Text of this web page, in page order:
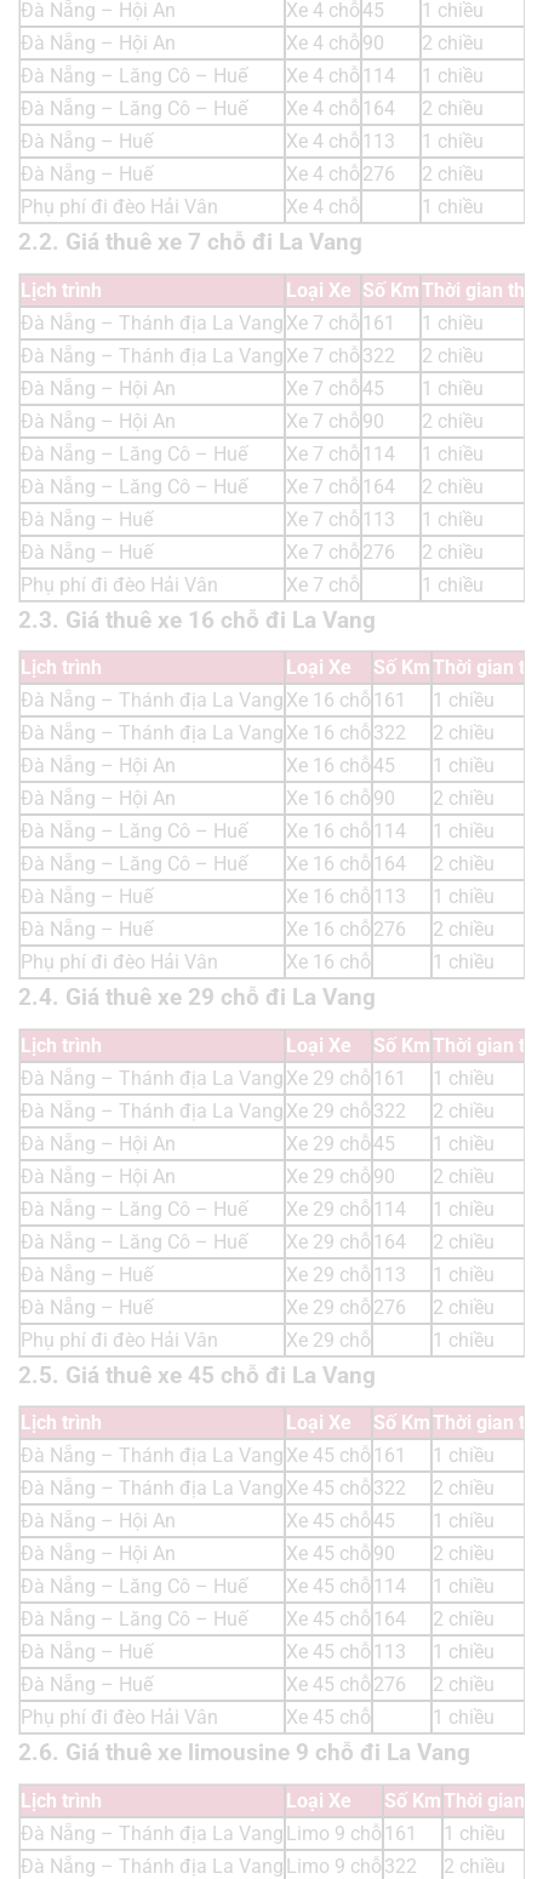
Đà Nẵng – Hội An Xe 4 chỗ45
1 chiều
Đà Nẵng – Hội An
Xe 4 chỗ 90
2 chiều
Đà Nẵng – Lăng Cô – Huế
Xe 4 chỗ 114
1 chiều
Đà Nẵng – Lăng Cô – Huế
Xe 4 chỗ 164
2 chiều
Đà Nẵng – Huế
Xe 4 chỗ 113
1 chiều
Đà Nẵng – Huế
Xe 4 chỗ 276
2 chiều
Phụ phí đi đèo Hải Vân
Xe 4 chỗ 1 chiều
2.2. Giá thuê xe 7 chỗ đi La Vang
Lịch trình Loại Xe Số KmThời gian
Đà Nẵng – Thánh địa La Vang Xe 7 chỗ 161
1 chiều
Đà Nẵng – Thánh địa La Vang Xe 7 chỗ 322
2 chiều
Đà Nẵng – Hội An
Xe 7 chỗ45
1 chiều
Đà Nẵng – Hội An
Xe 7 chỗ 90
2 chiều
Đà Nẵng – Lăng Cô – Huế
Xe 7 chỗ 114
1 chiều
Đà Nẵng – Lăng Cô – Huế
Xe 7 chỗ 164
2 chiều
Đà Nẵng – Huế
Xe 7 chỗ 113
1 chiều
Đà Nẵng – Huế
Xe 7 chỗ 276
2 chiều
Phụ phí đi đèo Hải Vân
Xe 7 chỗ 1 chiều
2.3. Giá thuê xe 16 chỗ đi La Vang
Lịch trình Loại Xe Số KmThời gian
Đà Nẵng – Thánh địa La Vang Xe 16 chỗ 161
1 chiều
Đà Nẵng – Thánh địa La Vang Xe 16 chỗ 322
2 chiều
Đà Nẵng – Hội An
Xe 16 chỗ45
1 chiều
Đà Nẵng – Hội An
Xe 16 chỗ 90
2 chiều
Đà Nẵng – Lăng Cô – Huế
Xe 16 chỗ 114
1 chiều
Đà Nẵng – Lăng Cô – Huế
Xe 16 chỗ 164
2 chiều
Đà Nẵng – Huế
Xe 16 chỗ 113
1 chiều
Đà Nẵng – Huế
Xe 16 chỗ 276
2 chiều
Phụ phí đi đèo Hải Vân
Xe 16 chỗ 1 chiều
2.4. Giá thuê xe 29 chỗ đi La Vang
Lịch trình Loại Xe Số KmThời gian
Đà Nẵng – Thánh địa La Vang Xe 29 chỗ 161
1 chiều
Đà Nẵng – Thánh địa La Vang Xe 29 chỗ 322
2 chiều
Đà Nẵng – Hội An
Xe 29 chỗ45
1 chiều
Đà Nẵng – Hội An
Xe 29 chỗ 90
2 chiều
Đà Nẵng – Lăng Cô – Huế
Xe 29 chỗ 114
1 chiều
Đà Nẵng – Lăng Cô – Huế
Xe 29 chỗ 164
2 chiều
Đà Nẵng – Huế
Xe 29 chỗ 113
1 chiều
Đà Nẵng – Huế
Xe 29 chỗ 276
2 chiều
Phụ phí đi đèo Hải Vân
Xe 29 chỗ 1 chiều
2.5. Giá thuê xe 45 chỗ đi La Vang
Lịch trình Loại Xe Số KmThời gian
Đà Nẵng – Thánh địa La Vang Xe 45 chỗ 161
1 chiều
Đà Nẵng – Thánh địa La Vang Xe 45 chỗ 322
2 chiều
Đà Nẵng – Hội An
Xe 45 chỗ45
1 chiều
Đà Nẵng – Hội An
Xe 45 chỗ 90
2 chiều
Đà Nẵng – Lăng Cô – Huế
Xe 45 chỗ 114
1 chiều
Đà Nẵng – Lăng Cô – Huế
Xe 45 chỗ 164
2 chiều
Đà Nẵng – Huế
Xe 45 chỗ 113
1 chiều
Đà Nẵng – Huế
Xe 45 chỗ 276
2 chiều
Phụ phí đi đèo Hải Vân
Xe 45 chỗ 1 chiều
2.6. Giá thuê xe limousine 9 chỗ đi La Vang
Lịch trình Loại Xe Số KmThời gian
Đà Nẵng – Thánh địa La Vang Limo 9 chỗ 161
1 chiều
Đà Nẵng – Thánh địa La Vang Limo 9 chỗ 322
2 chiều